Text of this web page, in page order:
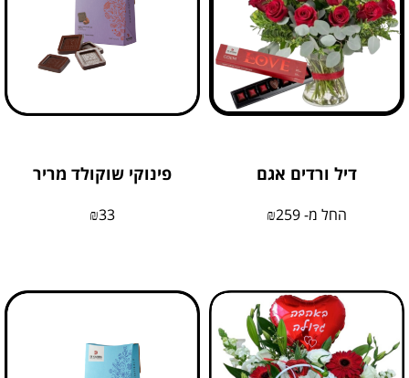
דיל ורדים אגם
החל מ- ₪259
פינוקי שוקולד מריר
₪33